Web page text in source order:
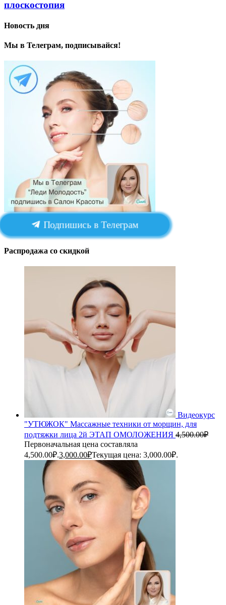
плоскостопия
Новость дня
Мы в Телеграм, подписывайся!
Подпишись в Телеграм
Распродажа со скидкой
Видеокурс
"УТЮЖОК" Массажные техники от морщин, для
подтяжки лица 2й ЭТАП ОМОЛОЖЕНИЯ 4,500.00₽
Первоначальная цена составляла
4,500.00₽.3,000.00₽Текущая цена: 3,000.00₽.